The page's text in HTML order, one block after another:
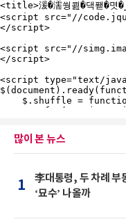
많이 본 뉴스
1
李대통령, 두 차례
‘묘수’ 나올까